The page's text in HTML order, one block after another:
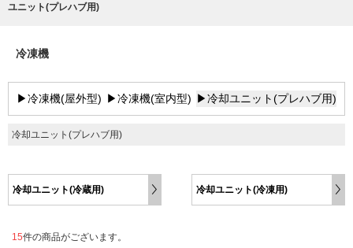
ユニット(プレハブ用)
冷凍機
▶冷凍機(屋外型) ▶冷凍機(室内型) ▶冷却ユニット(プレハブ用)
冷却ユニット(プレハブ用)
冷却ユニット(冷蔵用) 冷却ユニット(冷凍用)
15件の商品がございます。